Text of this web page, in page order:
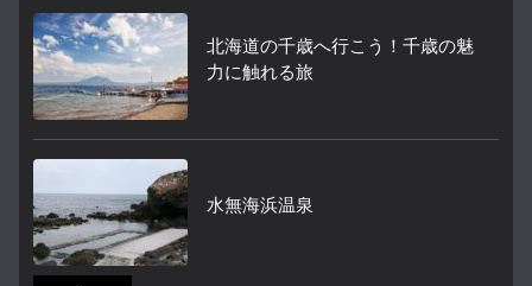
北海道の千歳へ行こう！千歳の魅
力に触れる旅
水無海浜温泉